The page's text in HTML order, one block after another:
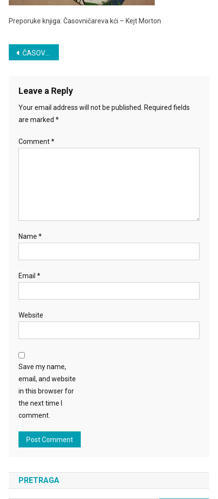
Preporuke knjiga: Časovničareva kći – Kejt Morton
Post
ČASOVNIČAREVA KĆI – KEJT MORTON
Leave a Reply
Your email address will not be published.
Required fields
are marked *
Comment*
Name *
Email *
Website
Save my name,
email, and website
in this browser for
the next time I
comment.
PRETRAGA